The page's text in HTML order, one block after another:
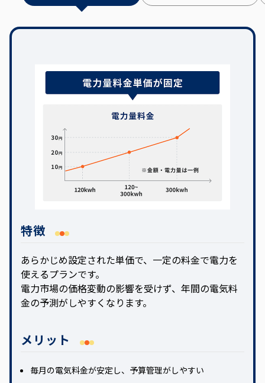
特徴
あらかじめ設定された単価で、一定の料金で電力を
使えるプランです。
電力市場の価格変動の影響を受けず、年間の電気料
金の予測がしやすくなります。
メリット
毎月の電気料金が安定し、予算管理がしやすい